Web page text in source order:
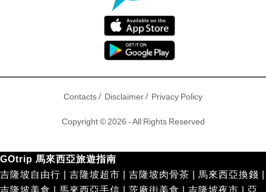
Contacts/ Disclaimer/ Privacy Policy
Copyright © 2026 - All Rights Reserved
GOtrip 馬來西亞旅遊指南
吉隆坡自由行
吉隆坡超市 吉隆坡肉骨茶 馬來西亞換錢
吉隆坡美食
馬來西亞手信 茨廠街美食 吉隆坡夜市 亞